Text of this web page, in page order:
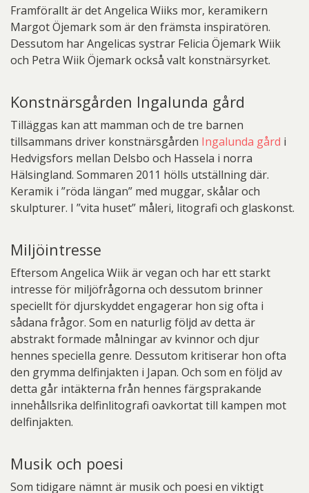
Framförallt är det Angelica Wiiks mor, keramikern
Margot Öjemark som är den främsta inspiratören.
Dessutom har Angelicas systrar Felicia Öjemark Wiik
och Petra Wiik Öjemark också valt konstnärsyrket.
Konstnärsgården Ingalunda gård
Tilläggas kan att mamman och de tre barnen
tillsammans driver konstnärsgården Ingalunda gård i
Hedvigsfors mellan Delsbo och Hassela i norra
Hälsingland. Sommaren 2011 hölls utställning där.
Keramik i ”röda längan” med muggar, skålar och
skulpturer. I ”vita huset” måleri, litografi och glaskonst.
Miljöintresse
Eftersom Angelica Wiik är vegan och har ett starkt
intresse för miljöfrågorna och dessutom brinner
speciellt för djurskyddet engagerar hon sig ofta i
sådana frågor. Som en naturlig följd av detta är
abstrakt formade målningar av kvinnor och djur
hennes speciella genre. Dessutom kritiserar hon ofta
den grymma delfinjakten i Japan. Och som en följd av
detta går intäkterna från hennes färgsprakande
innehållsrika delfinlitografi oavkortat till kampen mot
delfinjakten.
Musik och poesi
Som tidigare nämnt är musik och poesi en viktigt